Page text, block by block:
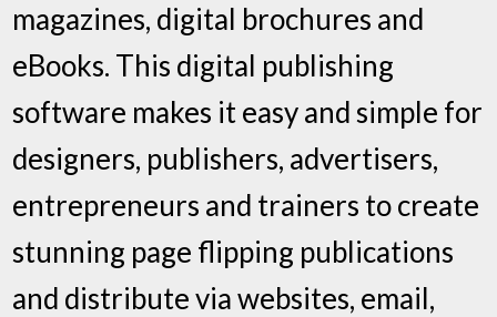
magazines, digital brochures and
eBooks. This digital publishing
software makes it easy and simple for
designers, publishers, advertisers,
entrepreneurs and trainers to create
stunning page flipping publications
and distribute via websites, email,